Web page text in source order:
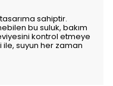
tasarıma sahiptir.
bu suluk, bakım
kontrol etmeye
suyun her zaman